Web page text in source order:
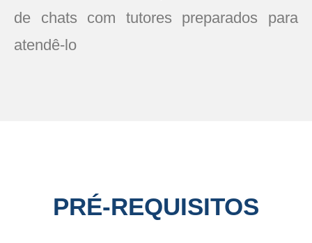
de chats com tutores preparados para
atendê-lo
PRÉ-REQUISITOS